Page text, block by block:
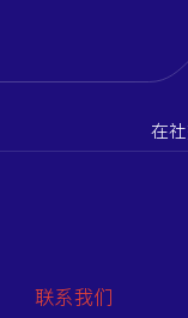
在
联系我们